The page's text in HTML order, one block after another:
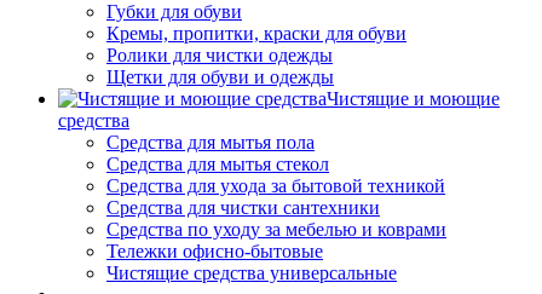
Губки для обуви
Кремы, пропитки, краски для обуви
Ролики для чистки одежды
Щетки для обуви и одежды
Чистящие и моющие
средства
Средства для мытья пола
Средства для мытья стекол
Средства для ухода за бытовой техникой
Средства для чистки сантехники
Средства по уходу за мебелью и коврами
Тележки офисно-бытовые
Чистящие средства универсальные